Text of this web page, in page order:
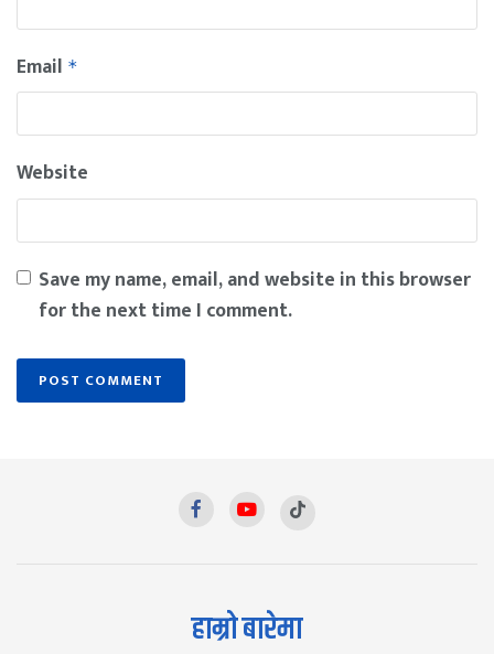
Email *
Website
Save my name, email, and website in this browser
for the next time I comment.
हाम्रो बारेमा